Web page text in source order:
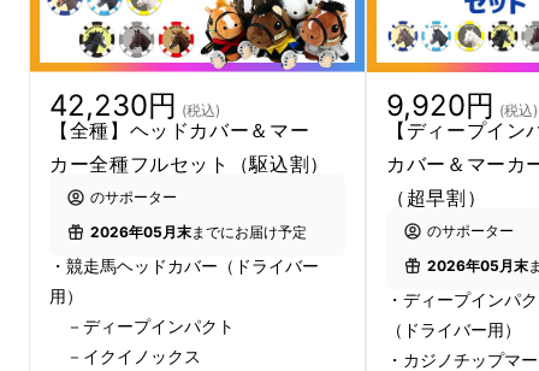
気アイテム
リースに向けて
Makuakeにて先行販売を実施いたします。
42,230円 (税込)
【全種】ヘッドカバー＆マー
カー全種フルセット（駆込割）
のサポーター
2026年05月末までにお届け予定
・競走馬ヘッドカバー（ドライバー
用）
－ディープインパクト
－イクイノックス
9,920円 (税込)
【ディープイ
カバー＆マーカ
（超早割）
のサポーター
2026年05月末
・ディープインパ
（ドライバー用）
・カジノチップマ